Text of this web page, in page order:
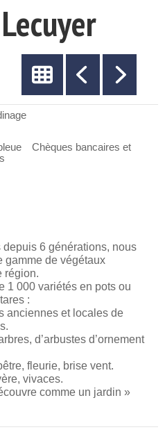
Chèques bancaires et
6 générations, nous
gamme de végétaux
région.
1 000 variétés en pots ou
:
anciennes et locales de
d’arbustes d’ornement
fleurie, brise vent.
vivaces.
comme un jardin »